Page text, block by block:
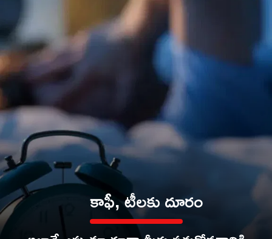
కాఫీ, టీలకు దూరం